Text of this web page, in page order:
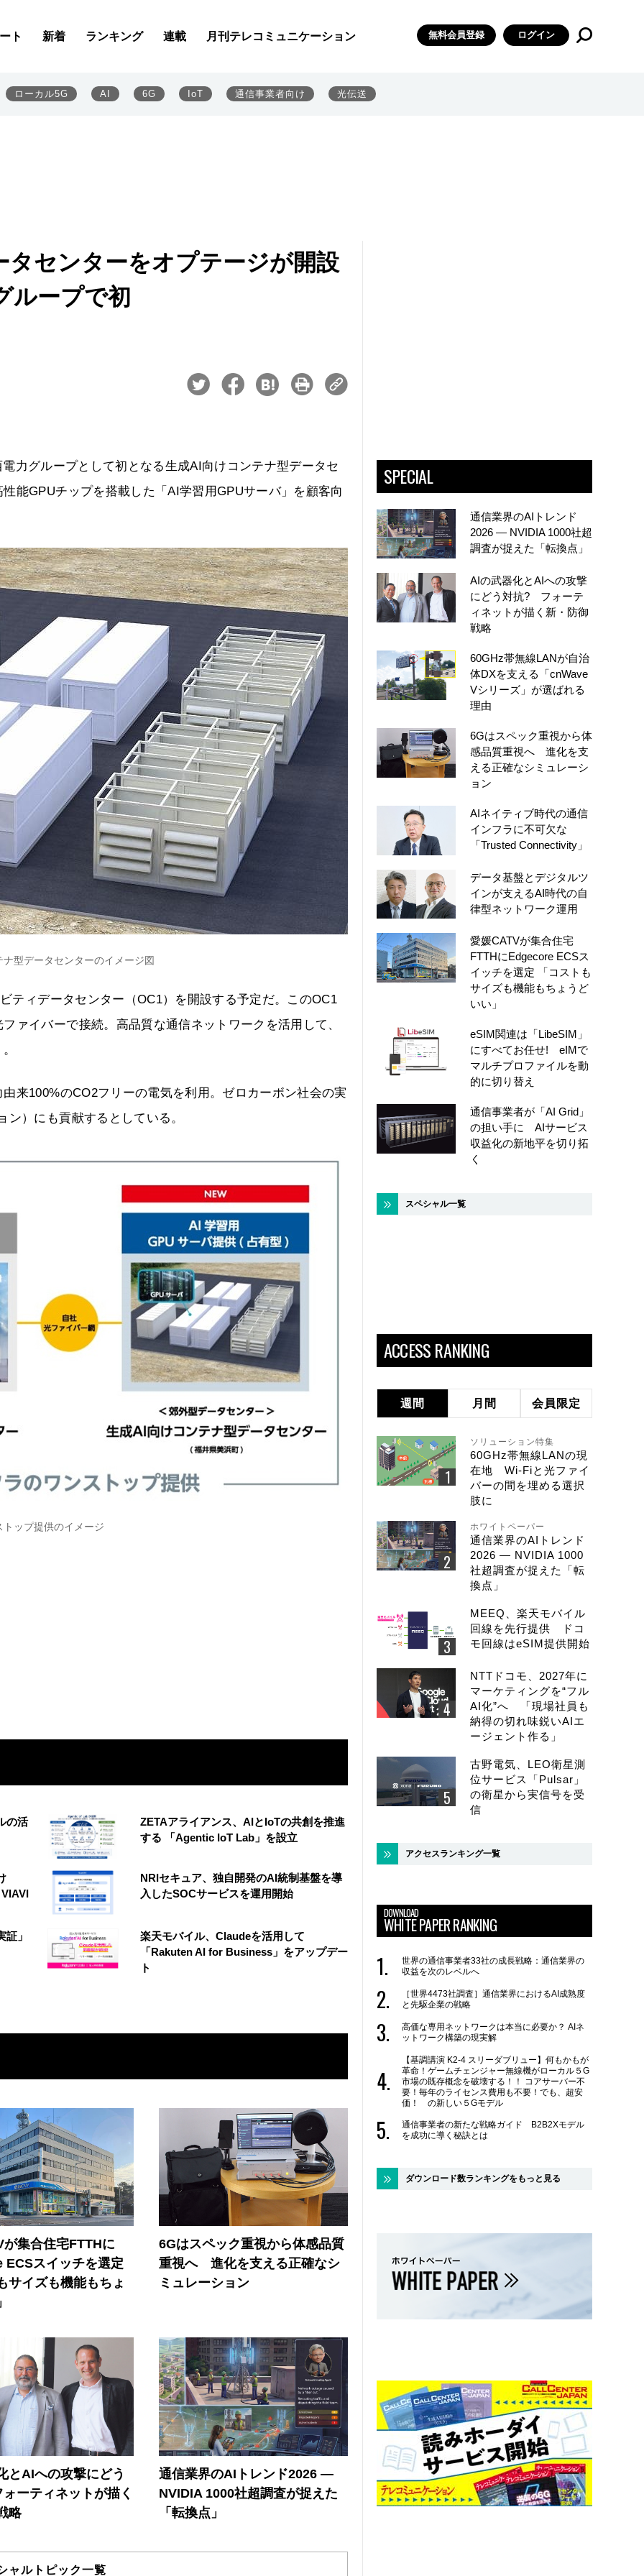
ト 新着 ランキング 連載 月刊テレコミュニケーション 無料会員登録 ログイン
ローカル5G AI 6G IoT 通信事業者向け 光伝送
センターをオプテージが開設
ループで初
力グループとして初となる生成AI向けコンテナ型データセ
能GPUチップを搭載した「AI学習用GPUサーバ」を顧客向
型データセンターのイメージ図
ティデータセンター（OC1）を開設する予定だ。このOC1
ァイバーで接続。高品質な通信ネットワークを活用して、
来100%のCO2フリーの電気を利用。ゼロカーボン社会の実
）にも貢献するとしている。
トップ提供のイメージ
の活
ZETAアライアンス、AIとIoTの共創を推進
する 「Agentic IoT Lab」を設立
NRIセキュア、独自開発のAI統制基盤を導
入したSOCサービスを運用開始
」
楽天モバイル、Claudeを活用して
「Rakuten AI for Business」をアップデー
ト
が集合住宅FTTHに
ECSスイッチを選定
サイズも機能もちょ
6Gはスペック重視から体感品質
重視へ 進化を支える正確なシ
ミュレーション
とAIへの攻撃にどう
ーティネットが描く
略
通信業界のAIトレンド2026 ―
NVIDIA 1000社超調査が捉えた
「転換点」
ャルトピック一覧
SPECIAL
通信業界のAIトレンド
2026 ― NVIDIA 1000社超
調査が捉えた「転換点」
AIの武器化とAIへの攻撃
にどう対抗? フォーテ
ィネットが描く新・防御
戦略
60GHz帯無線LANが自治
体DXを支える「cnWave
Vシリーズ」が選ばれる
理由
6Gはスペック重視から体
感品質重視へ 進化を支
える正確なシミュレーシ
ョン
AIネイティブ時代の通信
インフラに不可欠な
「Trusted Connectivity」
データ基盤とデジタルツ
インが支えるAI時代の自
律型ネットワーク運用
愛媛CATVが集合住宅
FTTHにEdgecore ECSス
イッチを選定 「コストも
サイズも機能もちょうど
いい」
eSIM関連は「LibeSIM」
にすべてお任せ! eIMで
マルチプロファイルを動
的に切り替え
通信事業者が「AI Grid」
の担い手に AIサービス
収益化の新地平を切り拓
く
スペシャル一覧
ACCESS RANKING
週間 月間 会員限定
ソリューション特集
60GHz帯無線LANの現
在地 Wi-Fiと光ファイ
バーの間を埋める選択
肢に
ホワイトペーパー
通信業界のAIトレンド
2026 ― NVIDIA 1000
社超調査が捉えた「転
換点」
MEEQ、楽天モバイル
回線を先行提供 ドコ
モ回線はeSIM提供開始
NTTドコモ、2027年に
マーケティングを“フル
AI化”へ 「現場社員も
納得の切れ味鋭いAIエ
ージェント作る」
古野電気、LEO衛星測
位サービス「Pulsar」
の衛星から実信号を受
信
アクセスランキング一覧
DOWNLOAD
WHITE PAPER RANKING
世界の通信事業者33社の成長戦略：通信業界の
収益を次のレベルへ
［世界4473社調査］通信業界におけるAI成熟度
と先駆企業の戦略
高価な専用ネットワークは本当に必要か？ AIネ
ットワーク構築の現実解
【基調講演 K2-4 スリーダブリュー】何もかもが
革命！ゲームチェンジャー無線機がローカル５G
市場の既存概念を破壊する！！ コアサーバー不
要！毎年のライセンス費用も不要！でも、超安
価！ の新しい５Gモデル
通信事業者の新たな戦略ガイド B2B2Xモデル
を成功に導く秘訣とは
ダウンロード数ランキングをもっと見る